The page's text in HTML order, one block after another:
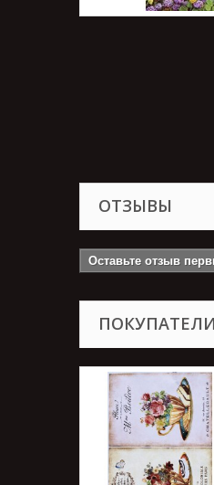
ОТЗЫВЫ
Оставьте отзыв